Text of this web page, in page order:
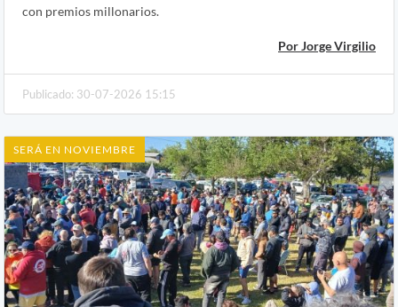
con premios millonarios.
Por Jorge Virgilio
Publicado: 30-07-2026 15:15
SERÁ EN NOVIEMBRE